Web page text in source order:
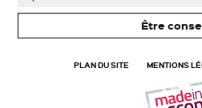
Être
PLAN DU SITE MENTIONS